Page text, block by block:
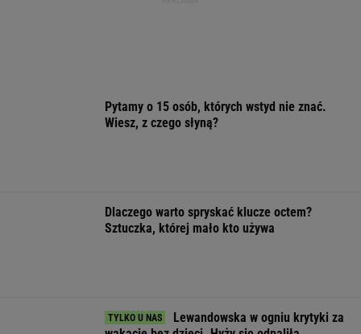
ZUS dopłaca Ukraińcom do emerytur.
Sandały Keen to synonim wakacyjnego
komfortu - teraz tańsze o niemal 100 zł